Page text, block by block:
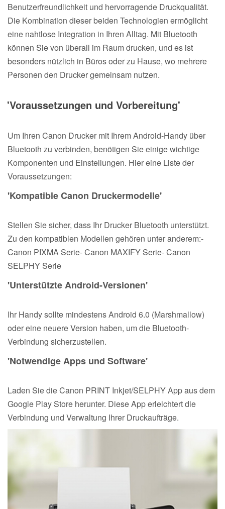
Benutzerfreundlichkeit und hervorragende Druckqualität.
Die Kombination dieser beiden Technologien ermöglicht
eine nahtlose Integration in Ihren Alltag. Mit Bluetooth
können Sie von überall im Raum drucken, und es ist
besonders nützlich in Büros oder zu Hause, wo mehrere
Personen den Drucker gemeinsam nutzen.
'Voraussetzungen und Vorbereitung'
Um Ihren Canon Drucker mit Ihrem Android-Handy über
Bluetooth zu verbinden, benötigen Sie einige wichtige
Komponenten und Einstellungen. Hier eine Liste der
Voraussetzungen:
'Kompatible Canon Druckermodelle'
Stellen Sie sicher, dass Ihr Drucker Bluetooth unterstützt.
Zu den kompatiblen Modellen gehören unter anderem:-
Canon PIXMA Serie- Canon MAXIFY Serie- Canon
SELPHY Serie
'Unterstützte Android-Versionen'
Ihr Handy sollte mindestens Android 6.0 (Marshmallow)
oder eine neuere Version haben, um die Bluetooth-
Verbindung sicherzustellen.
'Notwendige Apps und Software'
Laden Sie die Canon PRINT Inkjet/SELPHY App aus dem
Google Play Store herunter. Diese App erleichtert die
Verbindung und Verwaltung Ihrer Druckaufträge.